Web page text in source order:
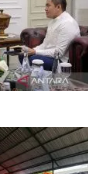
Fitri ke Wapres